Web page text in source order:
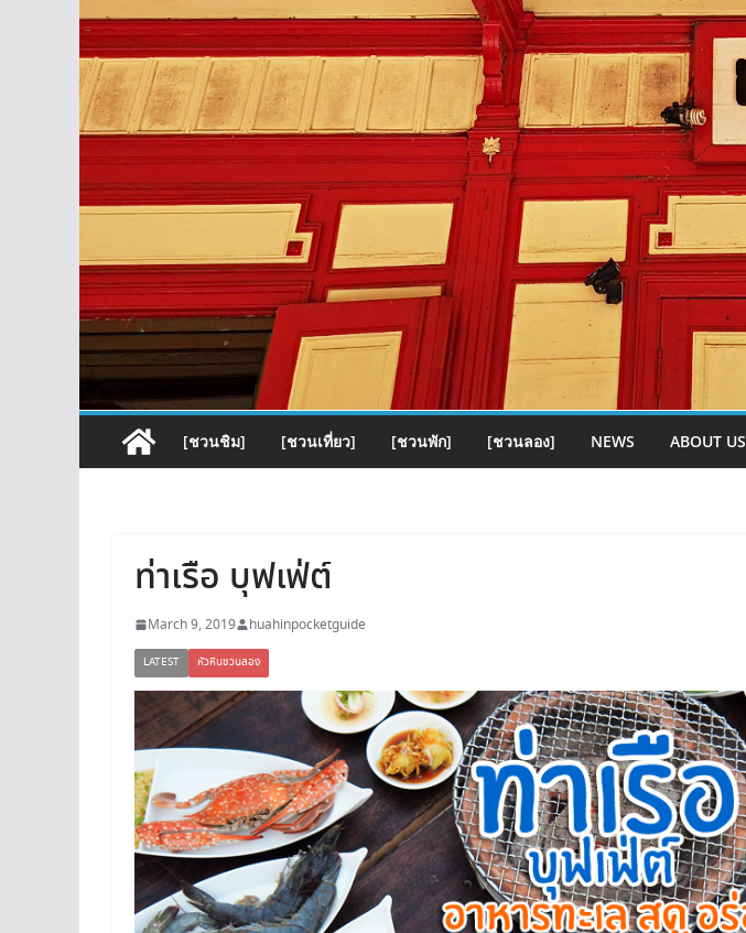
[ชวนชิม] [ชวนเที่ยว] [ชวนพัก] [ชวนลอง] NEWS ABOUT US
ท่าเรือ บุฟเฟ่ต์
March 9, 2019 huahinpocketguide
LATEST หัวหินชวนลอง